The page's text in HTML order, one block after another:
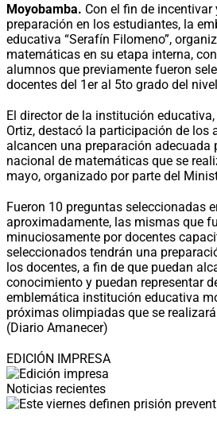
Moyobamba. Con el fin de incentivar
preparación en los estudiantes, la
educativa “Serafín Filomeno”,
matemáticas en su etapa interna,
alumnos que previamente fueron
docentes del 1er al 5to grado del
El director de la institución
Ortiz, destacó la participación de los
alcancen una preparación adecuada
nacional de matemáticas que se
mayo, organizado por parte del
Fueron 10 preguntas seleccionadas
aproximadamente, las mismas que
minuciosamente por docentes
seleccionados tendrán una
los docentes, a fin de que puedan
conocimiento y puedan representar
emblemática institución educativa
próximas olimpiadas que se
(Diario Amanecer)
EDICIÓN IMPRESA
Noticias recientes